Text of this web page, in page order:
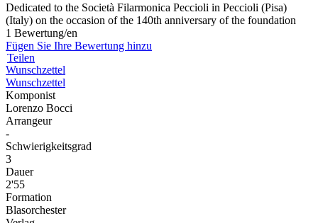
Dedicated to the Società Filarmonica Peccioli in Peccioli (Pisa)
(Italy) on the occasion of the 140th anniversary of the foundation
1 Bewertung/en
Fügen Sie Ihre Bewertung hinzu
Teilen
Wunschzettel
Wunschzettel
Komponist
Lorenzo Bocci
Arrangeur
-
Schwierigkeitsgrad
3
Dauer
2'55
Formation
Blasorchester